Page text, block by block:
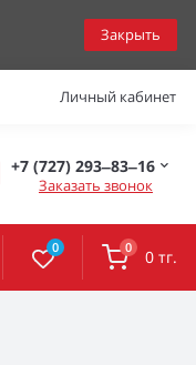
Закрыть
Личный кабинет
+7 (727) 293‒83‒16
Заказать звонок
0 0 0 тг.